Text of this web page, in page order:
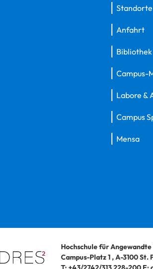
Standorte
Anfahrt
Bibliothek
Campus-
Labore &
Campus
Mensa
Hochschule für
Campus-Platz 1,A-3100St.